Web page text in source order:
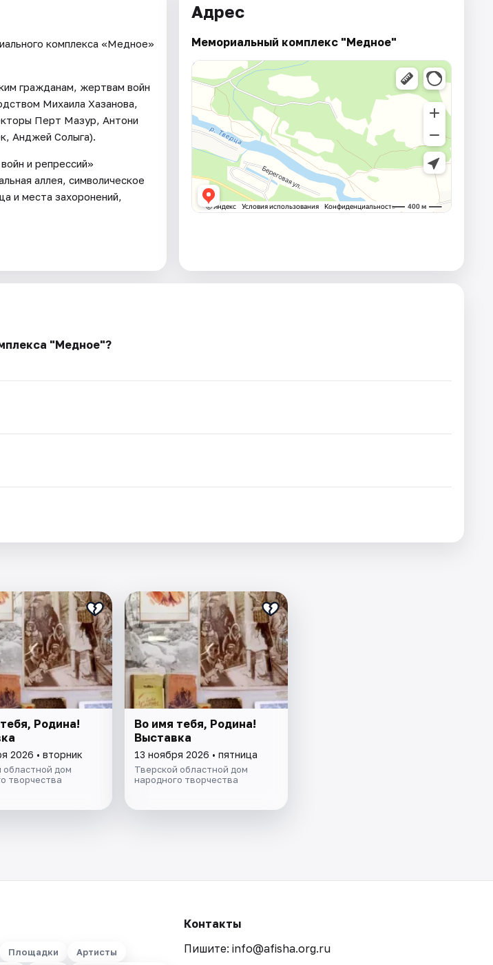
комплекса «Медное»
гражданам, жертвам войн
Михаила Хазанова,
Перт Мазур, Антони
Анджей Солыга).
и репрессий»
аллея, символическое
и места захоронений,
Адрес
Мемориальный комплекс "Медное"
"Медное"?
Родина!
2026 • вторник
областной дом
творчества
Во имя тебя, Родина!
Выставка
13 ноября 2026 • пятница
Тверской областной дом
народного творчества
Площадки Артисты
Контакты
Пишите: info@afisha.org.ru